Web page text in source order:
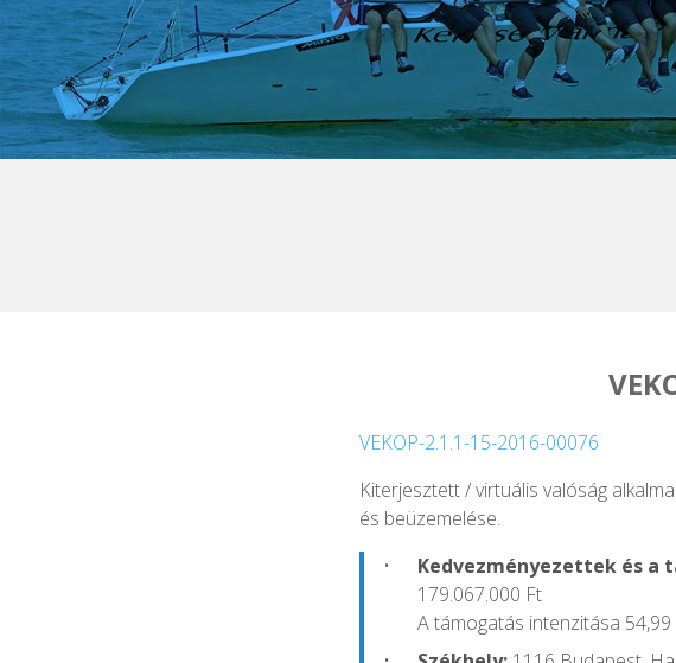
VEKOP-2.1.1-15-2016-00076
Kiterjesztett / virtuális valóság
és beüzemelése.
Kedvezményezettek és a
179.067.000 Ft
A támogatás intenzitása 54,99